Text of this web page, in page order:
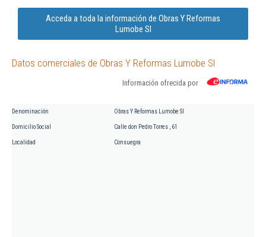
Acceda a toda la información de Obras Y Reformas
Lumobe Sl
Datos comerciales de Obras Y Reformas Lumobe Sl
Información ofrecida por
Denominación Obras Y Reformas Lumobe Sl
Domicilio Social Calle don Pedro Torres , 61
Localidad Consuegra